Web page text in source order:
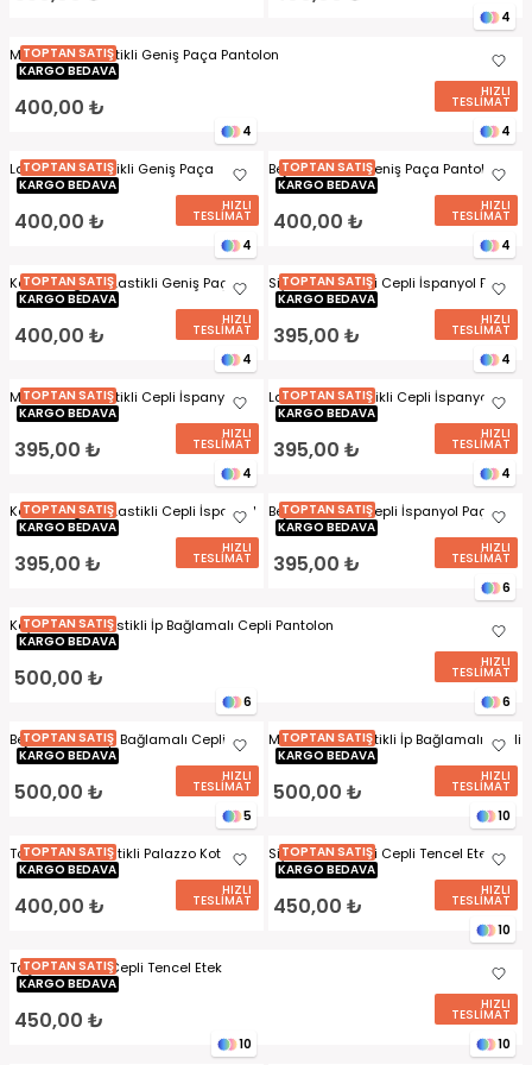
TOPTAN SATIŞ
KARGO BEDAVA
4
Mürdüm Bel Lastikli Geniş Paça Pantolon
400,00 ₺
HIZLI
TESLİMAT
TOPTAN SATIŞ
KARGO BEDAVA
4
Lacivert Bel Lastikli Geniş Paça
Pantolon
400,00 ₺
HIZLI
TESLİMAT
TOPTAN SATIŞ
KARGO BEDAVA
4
Bej Bel Lastikli Geniş Paça Pantolon
400,00 ₺
HIZLI
TESLİMAT
TOPTAN SATIŞ
KARGO BEDAVA
4
Kahverengi Bel Lastikli Geniş Paça
Pantolon
400,00 ₺
HIZLI
TESLİMAT
TOPTAN SATIŞ
KARGO BEDAVA
4
Siyah Bel Lastikli Cepli İspanyol Paça
Pantolon
395,00 ₺
HIZLI
TESLİMAT
TOPTAN SATIŞ
KARGO BEDAVA
4
Mürdüm Bel Lastikli Cepli İspanyol
Paça Pantolon
395,00 ₺
HIZLI
TESLİMAT
TOPTAN SATIŞ
KARGO BEDAVA
4
Lacivert Bel Lastikli Cepli İspanyol
Paça Pantolon
395,00 ₺
HIZLI
TESLİMAT
TOPTAN SATIŞ
KARGO BEDAVA
4
Kahverengi Bel Lastikli Cepli İspanyol
Paça Pantolon
395,00 ₺
HIZLI
TESLİMAT
TOPTAN SATIŞ
KARGO BEDAVA
4
Bej Bel Lastikli Cepli İspanyol Paça
Pantolon
395,00 ₺
HIZLI
TESLİMAT
TOPTAN SATIŞ
KARGO BEDAVA
6
Koyu Haki Bel Lastikli İp Bağlamalı Cepli Pantolon
500,00 ₺
HIZLI
TESLİMAT
TOPTAN SATIŞ
KARGO BEDAVA
6
Bej Bel Lastikli İp Bağlamalı Cepli
Pantolon
500,00 ₺
HIZLI
TESLİMAT
TOPTAN SATIŞ
KARGO BEDAVA
6
Mürdüm Bel Lastikli İp Bağlamalı Cepli
Pantolon
500,00 ₺
HIZLI
TESLİMAT
TOPTAN SATIŞ
KARGO BEDAVA
5
Toz Mavi Bel Lastikli Palazzo Kot
Pantolon
400,00 ₺
HIZLI
TESLİMAT
TOPTAN SATIŞ
KARGO BEDAVA
10
Siyah Bel Lastikli Cepli Tencel Etek
450,00 ₺
HIZLI
TESLİMAT
TOPTAN SATIŞ
KARGO BEDAVA
10
Taş Bel Lastikli Cepli Tencel Etek
450,00 ₺
HIZLI
TESLİMAT
10 10